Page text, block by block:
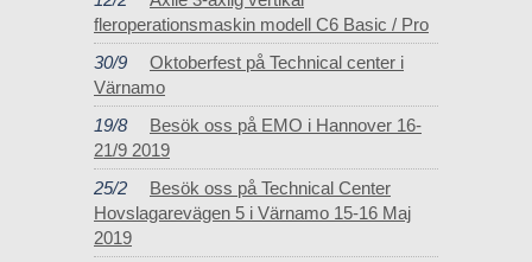
fleroperationsmaskin modell C6 Basic / Pro
30/9
Oktoberfest på Technical center i
Värnamo
19/8
Besök oss på EMO i Hannover 16-
21/9 2019
25/2
Besök oss på Technical Center
Hovslagarevägen 5 i Värnamo 15-16 Maj
2019